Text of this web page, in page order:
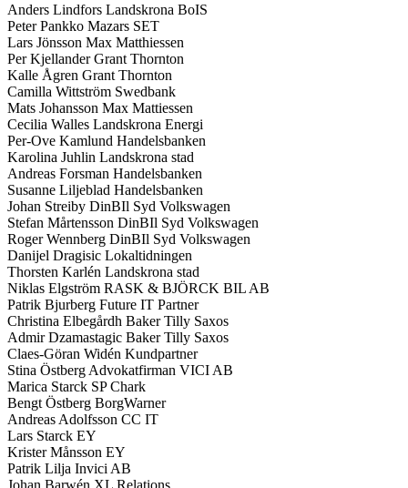
Anders Lindfors Landskrona BoIS
Peter Pankko Mazars SET
Lars Jönsson Max Matthiessen
Per Kjellander Grant Thornton
Kalle Ågren Grant Thornton
Camilla Wittström Swedbank
Mats Johansson Max Mattiessen
Cecilia Walles Landskrona Energi
Per-Ove Kamlund Handelsbanken
Karolina Juhlin Landskrona stad
Andreas Forsman Handelsbanken
Susanne Liljeblad Handelsbanken
Johan Streiby DinBIl Syd Volkswagen
Stefan Mårtensson DinBIl Syd Volkswagen
Roger Wennberg DinBIl Syd Volkswagen
Danijel Dragisic Lokaltidningen
Thorsten Karlén Landskrona stad
Niklas Elgström RASK & BJÖRCK BIL AB
Patrik Bjurberg Future IT Partner
Christina Elbegårdh Baker Tilly Saxos
Admir Dzamastagic Baker Tilly Saxos
Claes-Göran Widén Kundpartner
Stina Östberg Advokatfirman VICI AB
Marica Starck SP Chark
Bengt Östberg BorgWarner
Andreas Adolfsson CC IT
Lars Starck EY
Krister Månsson EY
Patrik Lilja Invici AB
Johan Barwén XL Relations